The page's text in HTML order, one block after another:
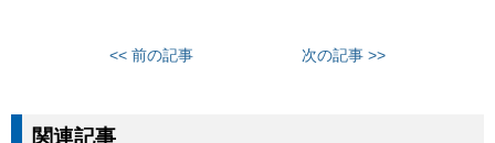
<< 前の記事 次の記事 >>
関連記事